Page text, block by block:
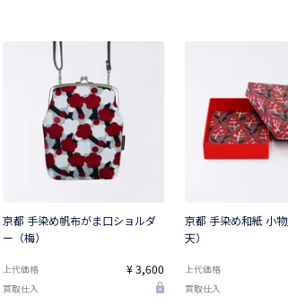
京都 手染め帆布がま口ショルダ
ー（梅）
上代価格 ¥ 3,600
買取仕入
京都 手染め和紙 小
天）
上代価格
買取仕入